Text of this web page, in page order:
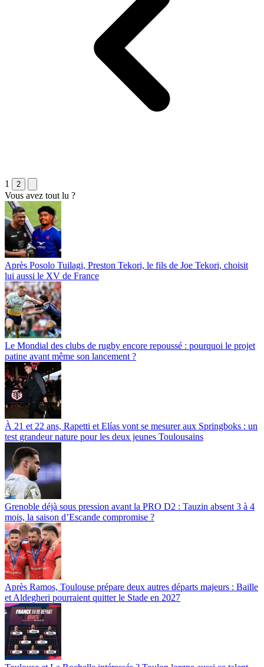
1 2
Vous avez tout lu ?
Après Posolo Tuilagi, Preston Tekori, le fils de Joe Tekori, choisit
lui aussi le XV de France
Le Mondial des clubs de rugby encore repoussé : pourquoi le projet
patine avant même son lancement ?
À 21 et 22 ans, Rapetti et Elías vont se mesurer aux Springboks : un
test grandeur nature pour les deux jeunes Toulousains
Grenoble déjà sous pression avant la PRO D2 : Tauzin absent 3 à 4
mois, la saison d’Escande compromise ?
Après Ramos, Toulouse prépare deux autres départs majeurs : Baille
et Aldegheri pourraient quitter le Stade en 2027